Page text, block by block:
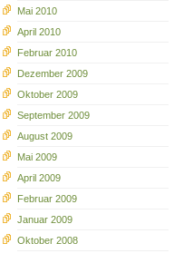
Mai 2010
April 2010
Februar 2010
Dezember 2009
Oktober 2009
September 2009
August 2009
Mai 2009
April 2009
Februar 2009
Januar 2009
Oktober 2008